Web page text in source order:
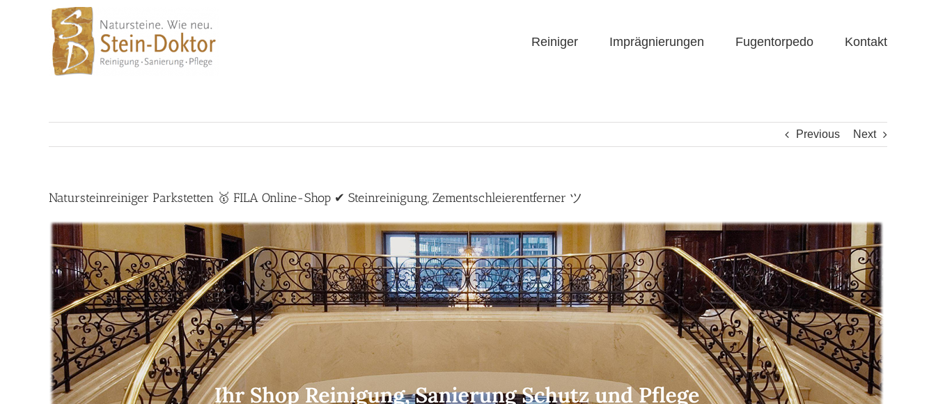
Reiniger Imprägnierungen Fugentorpedo Kontakt
Previous Next
Natursteinreiniger Parkstetten 🥇 FILA Online-Shop ✔ Steinreinigung, Zementschleierentferner ツ